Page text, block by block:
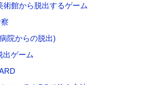
術館から脱出するゲーム
院からの脱出)
出ゲーム